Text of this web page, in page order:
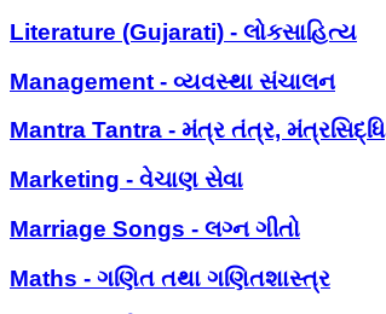
Literature (Gujarati) - લોકસાહિત્ય
Management - વ્યવસ્થા સંચાલન
Mantra Tantra - મંત્ર તંત્ર, મંત્રસિદ્ધિ
Marketing - વેચાણ સેવા
Marriage Songs - લગ્ન ગીતો
Maths - ગણિત તથા ગણિતશાસ્ત્ર